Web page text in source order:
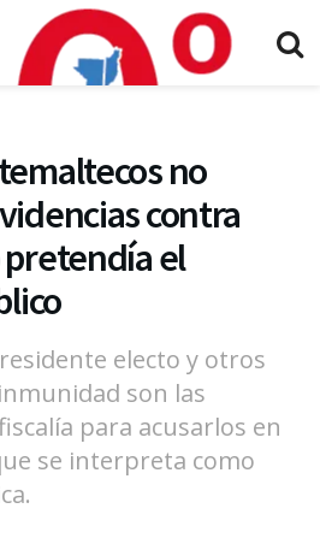
no
contra
el
electo y otros
son las
para acusarlos en
se interpreta como